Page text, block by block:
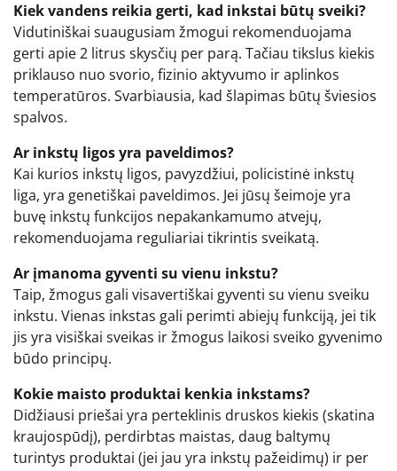
Kiek vandens reikia gerti, kad inkstai būtų sveiki?
Vidutiniškai suaugusiam žmogui rekomenduojama
gerti apie 2 litrus skysčių per parą. Tačiau tikslus kiekis
priklauso nuo svorio, fizinio aktyvumo ir aplinkos
temperatūros. Svarbiausia, kad šlapimas būtų šviesios
spalvos.
Ar inkstų ligos yra paveldimos?
Kai kurios inkstų ligos, pavyzdžiui, policistinė inkstų
liga, yra genetiškai paveldimos. Jei jūsų šeimoje yra
buvę inkstų funkcijos nepakankamumo atvejų,
rekomenduojama reguliariai tikrintis sveikatą.
Ar įmanoma gyventi su vienu inkstu?
Taip, žmogus gali visavertiškai gyventi su vienu sveiku
inkstu. Vienas inkstas gali perimti abiejų funkciją, jei tik
jis yra visiškai sveikas ir žmogus laikosi sveiko gyvenimo
būdo principų.
Kokie maisto produktai kenkia inkstams?
Didžiausi priešai yra perteklinis druskos kiekis (skatina
kraujospūdį), perdirbtas maistas, daug baltymų
turintys produktai (jei jau yra inkstų pažeidimų) ir per